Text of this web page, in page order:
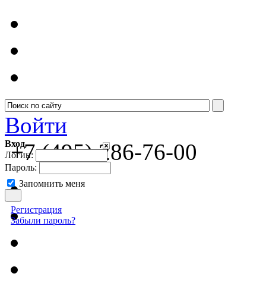
Войти
Вход
Логин:
Пароль:
Запомнить меня
Регистрация
Забыли пароль?
+7 (495) 286-76-00